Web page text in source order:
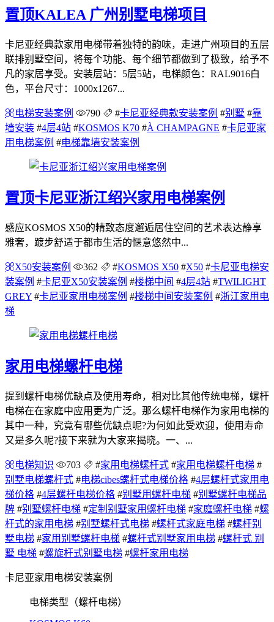
置顶KALEA 广州别墅电梯项目
卡尼亚经典款家用电梯带着独特的韵味，走进广州项目的五层
联排别墅空间，将每个功能、每个细节都做到了极致，给予不
凡的家居享受。安装层站：5层5站，电梯颜色：RAL9016白
色，平台尺寸：1000x1267...
电梯安装案例 790 #卡尼亚经典款安装案例 #别墅 #靠
墙安装 #4层4站 #KOSMOS K70 #À CHAMPAGNE #卡尼亚家
用电梯案例 #电梯靠墙安装案例
置顶卡尼亚浙江绍兴家用电梯案例
感应KOSMOS X50的精致态度邂逅居住空间的艺术表达静享
雅奢，踱步舒适于都市生活的惬意悠然中...
X50安装案例 362 #KOSMOS X50 #X50 #卡尼亚电梯安
装案例 #卡尼亚X50安装案例 #楼梯中间 #4层4站 #TWILIGHT
GREY #卡尼亚家用电梯案例 #楼梯中间安装案例 #浙江家用电
梯
家用电梯螺杆电梯
提到螺杆电梯优缺点及使用寿命，相对比其他传统电梯，螺杆
电梯在在家庭中应用更为广泛。那么螺杆电梯作为家用电梯的
其中一种，究竟有哪些优缺点呢?为何如此受欢迎，使用寿命
又是多久呢?接下来就为大家来揭晓。一、...
电梯知识 703 #家用电梯螺杆式 #家用电梯螺杆电梯 #
别墅电梯螺杆式 #电梯cibes螺杆式电梯价格 #4层螺杆式家用电
梯价格 #4层螺杆电梯价格 #别墅用螺杆电梯 #别墅螺杆电梯品
牌 #别墅螺杆电梯 #定制别墅家用螺杆电梯 #家庭螺杆电梯 #螺
杆式的家用电梯 #别墅螺杆式电梯 #螺杆式家庭电梯 #螺杆别
墅电梯 #家用别墅螺杆电梯 #螺杆式别墅家用电梯 #螺杆式 别
墅 电梯 #螺旋杆式别墅电梯 #螺杆家用电梯
卡尼亚家用电梯安装案例
电梯类型（螺杆电梯）